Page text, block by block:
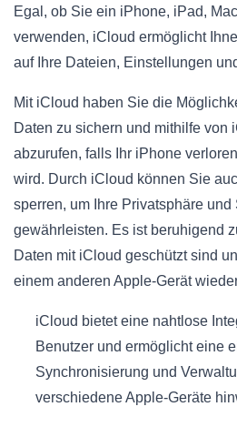
Egal, ob Sie ein iPhone, iPad,
verwenden, iCloud ermöglicht
auf Ihre Dateien, Einstellungen
Mit iCloud haben Sie die
Daten zu sichern und mithilfe von
abzurufen, falls Ihr iPhone
wird. Durch iCloud können Sie
sperren, um Ihre Privatsphäre und
gewährleisten. Es ist beruhigend
Daten mit iCloud geschützt sind
einem anderen Apple-Gerät
iCloud bietet eine nahtlose
Benutzer und ermöglicht eine
Synchronisierung und
verschiedene Apple-Geräte